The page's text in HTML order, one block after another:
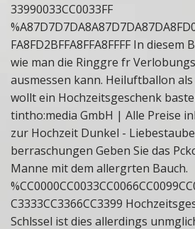
33990033CC0033FF
FA8FD2BFFA8FFA8FFFF In
wie man die Ringgre fr
ausmessen kann. Heiluftballon
wollt ein Hochzeitsgeschenk
tintho:media GmbH | Alle Preise
zur Hochzeit Dunkel -
berraschungen Geben Sie das
Manne mit dem allergrten Bauch.
C3333CC3366CC3399
Schlssel ist dies allerdings